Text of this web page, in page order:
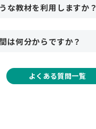
な教材を利用しますか？
は何分からですか？
よくある質問一覧